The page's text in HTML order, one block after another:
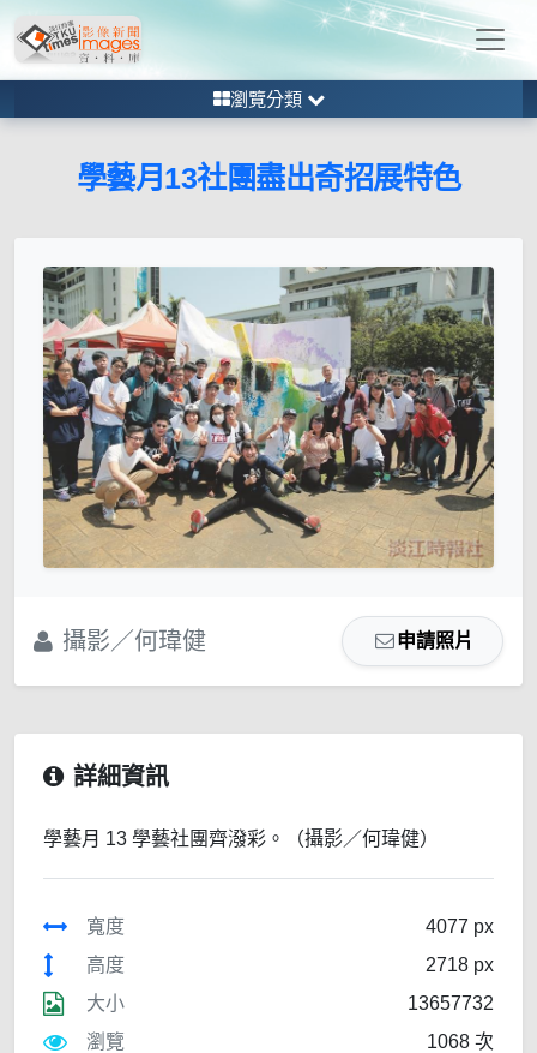
瀏覽分類
學藝月13社團盡出奇招展特色
攝影／何瑋健 申請照片
詳細資訊
學藝月 13 學藝社團齊潑彩。（攝影／何瑋健）
寬度
4077 px
高度
2718 px
大小
13657732
瀏覽
1068 次